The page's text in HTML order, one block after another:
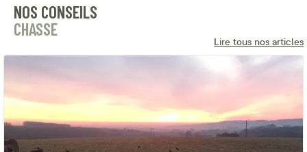
NOS CONSEILS
CHASSE
Lire tous nos articles